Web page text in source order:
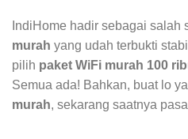
IndiHome hadir sebagai salah
murah yang udah terbukti
pilih paket WiFi murah 100
Semua ada! Bahkan, buat lo
murah, sekarang saatnya